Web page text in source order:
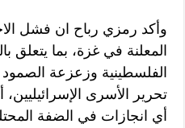
وأكد رمزي رباح ان فشل
المعلنة في غزة، بما يتعلق
الفلسطينية وزعزعة
تحرير الأسرى
أي انجازات في الضفة